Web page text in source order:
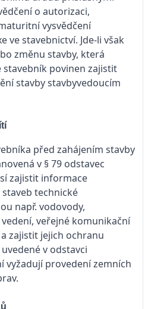
o autorizaci,
vysvědčení
ve stavebnictví. Jde-li však
změnu stavby, která
povinen zajistit
stavby stavbyvedoucím
před zahájením stavby
v § 79 odstavec
zajistit informace
technické
např. vodovody,
veřejné komunikační
zajistit jejich ochranu
v odstavci
vyžadují provedení zemních